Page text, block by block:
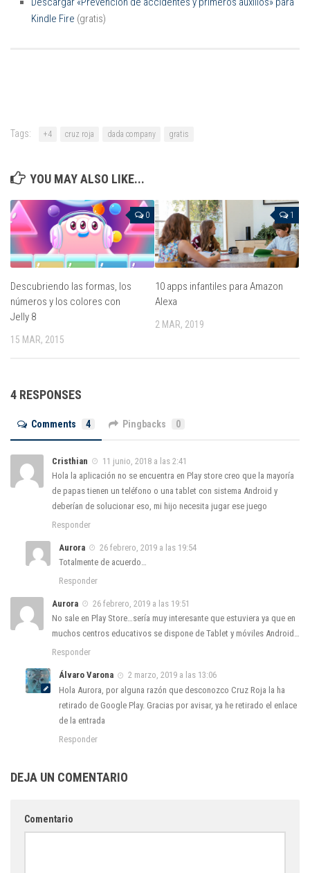
Kindle Fire (gratis)
Tags: +4 cruz roja dada company gratis
YOU MAY ALSO LIKE...
0
Descubriendo las formas, los
números y los colores con
Jelly 8
15 MAR, 2015
1
10 apps infantiles para Amazon
Alexa
2 MAR, 2019
4 RESPONSES
Comments 4 Pingbacks 0
Cristhian
11 junio, 2018 a las 2:41
Hola la aplicación no se encuentra en Play store creo que la mayoría
de papas tienen un teléfono o una tablet con sistema Android y
deberían de solucionar eso, mi hijo necesita jugar ese juego
Responder
Aurora
26 febrero, 2019 a las 19:54
Totalmente de acuerdo…
Responder
Aurora
26 febrero, 2019 a las 19:51
No sale en Play Store…sería muy interesante que estuviera ya que en
muchos centros educativos se dispone de Tablet y móviles Android…
Responder
Álvaro Varona
2 marzo, 2019 a las 13:06
Hola Aurora, por alguna razón que desconozco Cruz Roja la ha
retirado de Google Play. Gracias por avisar, ya he retirado el enlace
de la entrada
Responder
DEJA UN COMENTARIO
Comentario